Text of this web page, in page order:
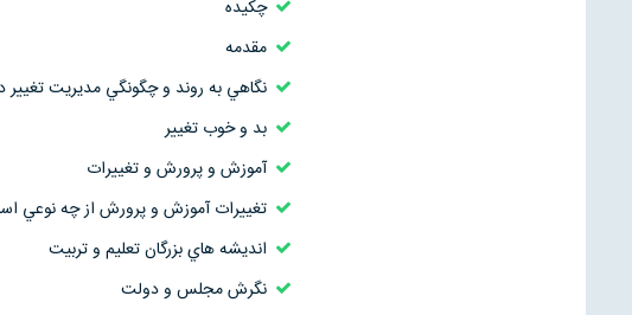
چکیده
مقدمه
نگاهي به روند و چگونگي مديريت
بد و خوب تغيير
آموزش و پرورش و تغييرات
تغييرات آموزش و پرورش از چه نوعي
انديشه هاي بزرگان تعليم و تربيت
نگرش مجلس و دولت